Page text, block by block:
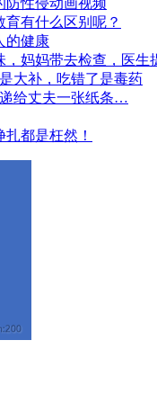
育有什么区别呢？
的健康
，妈妈带去检查，医生
大补，吃错了是毒药
给丈夫一张纸条…
都是枉然！